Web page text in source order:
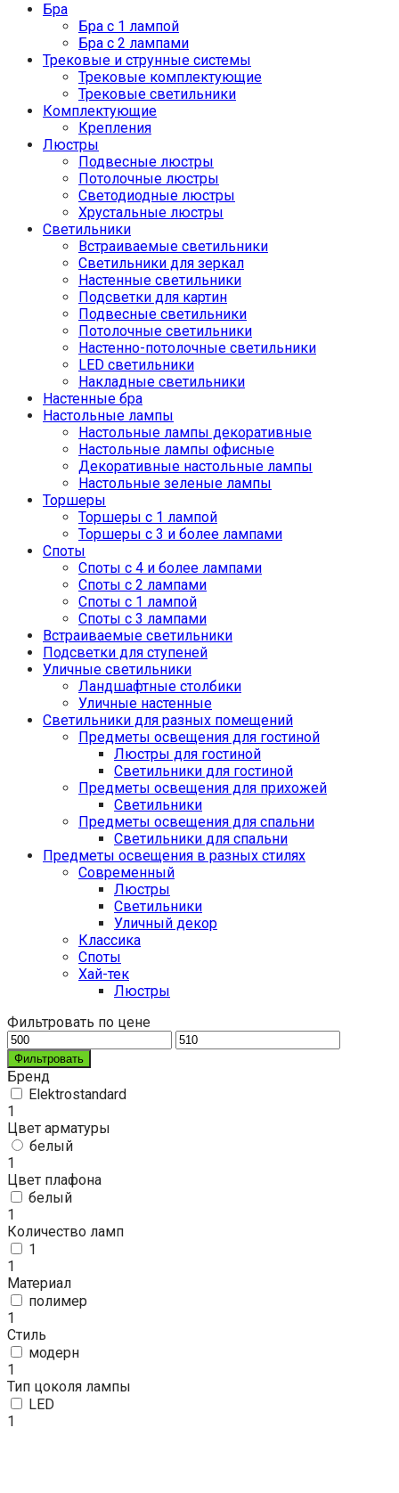
Бра
Бра с 1 лампой
Бра с 2 лампами
Трековые и струнные системы
Трековые комплектующие
Трековые светильники
Комплектующие
Крепления
Люстры
Подвесные люстры
Потолочные люстры
Светодиодные люстры
Хрустальные люстры
Светильники
Встраиваемые светильники
Светильники для зеркал
Настенные светильники
Подсветки для картин
Подвесные светильники
Потолочные светильники
Настенно-потолочные светильники
LED светильники
Накладные светильники
Настенные бра
Настольные лампы
Настольные лампы декоративные
Настольные лампы офисные
Декоративные настольные лампы
Настольные зеленые лампы
Торшеры
Торшеры с 1 лампой
Торшеры с 3 и более лампами
Споты
Споты с 4 и более лампами
Споты с 2 лампами
Споты с 1 лампой
Споты с 3 лампами
Встраиваемые светильники
Подсветки для ступеней
Уличные светильники
Ландшафтные столбики
Уличные настенные
Светильники для разных помещений
Предметы освещения для гостиной
Люстры для гостиной
Светильники для гостиной
Предметы освещения для прихожей
Светильники
Предметы освещения для спальни
Светильники для спальни
Предметы освещения в разных стилях
Cовременный
Люстры
Светильники
Уличный декор
Классика
Споты
Хай-тек
Люстры
Фильтровать по цене
Фильтровать
Бренд
Elektrostandard
1
Цвет арматуры
белый
1
Цвет плафона
белый
1
Количество ламп
1
1
Материал
полимер
1
Стиль
модерн
1
Тип цоколя лампы
LED
1